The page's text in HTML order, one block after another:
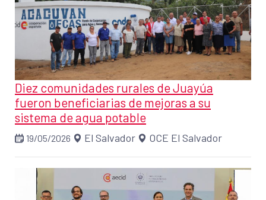
Diez comunidades rurales de Juayúa
fueron beneficiarias de mejoras a su
sistema de agua potable
19/05/2026 El Salvador OCE El Salvador